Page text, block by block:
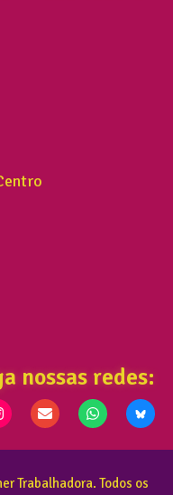
nossas redes:
Trabalhadora. Todos os